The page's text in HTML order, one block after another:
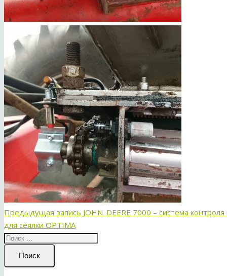
Предыдущая запись JOHN_DEERE 7000 – система
для сеялки OPTIMA
Поиск